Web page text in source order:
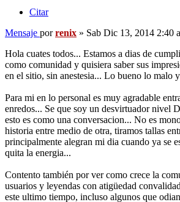
Citar
Mensaje porrenix » Sab Dic 13, 2014 2:40
Hola cuates todos... Estamos a dias de
como comunidad y quisiera saber sus
en el sitio, sin anestesia... Lo bueno lo malo
Para mi en lo personal es muy agradable
enredos... Se que soy un desvirtuador nivel
esto es como una conversacion... No es
historia entre medio de otra, tiramos tallas
principalmente alegran mi dia cuando ya se
quita la energia...
Contento también por ver como crece la
usuarios y leyendas con atigüedad
este ultimo tiempo, incluso algunos que